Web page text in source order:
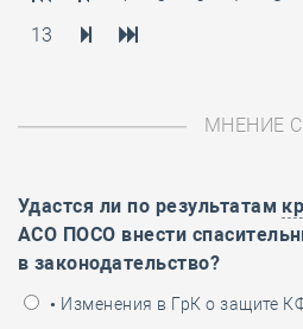
13
МНЕНИЕ
Удастся ли по результатам
АСО ПОСО внести
в законодательство?
• Изменения в ГрК о защите